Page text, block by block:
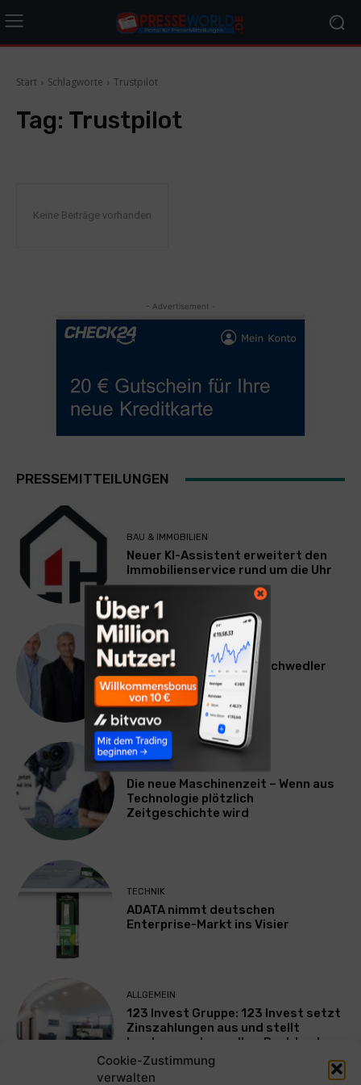
Cookie-Zustimmung
verwalten
Start Schlagworte Trustpilot
Tag: Trustpilot
Keine Beiträge vorhanden
- Advertisement -
PRESSEMITTEILUNGEN
BAU & IMMOBILIEN
Neuer KI-Assistent erweitert den
Immobilienservice rund um die Uhr
WERBUNG & MARKETING
Willi Arsan & Christoph Schwedler
werden münchen.tv-
Geschäftsführer
TECHNIK
Die neue Maschinenzeit – Wenn aus
Technologie plötzlich
Zeitgeschichte wird
TECHNIK
ADATA nimmt deutschen
Enterprise-Markt ins Visier
ALLGEMEIN
123 Invest Gruppe: 123 Invest setzt
Zinszahlungen aus und stellt
Insolvenzantrag – Ihre Rechte als
Anleger